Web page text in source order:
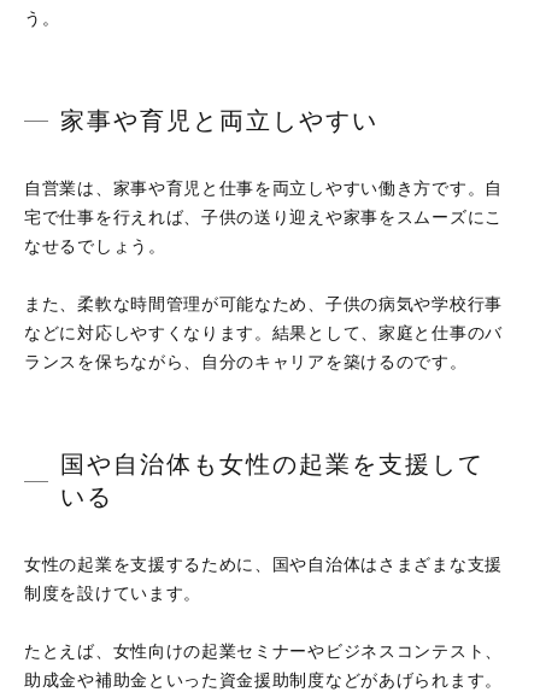
う。
家事や育児と両立しやすい
自営業は、家事や育児と仕事を両立しやすい働き方です。自
宅で仕事を行えれば、子供の送り迎えや家事をスムーズにこ
なせるでしょう。
また、柔軟な時間管理が可能なため、子供の病気や学校行事
などに対応しやすくなります。結果として、家庭と仕事のバ
ランスを保ちながら、自分のキャリアを築けるのです。
国や自治体も女性の起業を支援して
いる
女性の起業を支援するために、国や自治体はさまざまな支援
制度を設けています。
たとえば、女性向けの起業セミナーやビジネスコンテスト、
助成金や補助金といった資金援助制度などがあげられます。